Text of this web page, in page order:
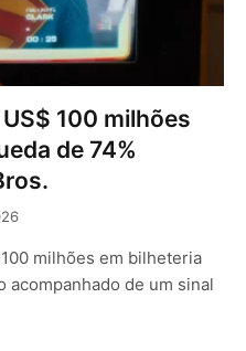
100 milhões
de 74%
milhões em bilheteria
acompanhado de um sinal